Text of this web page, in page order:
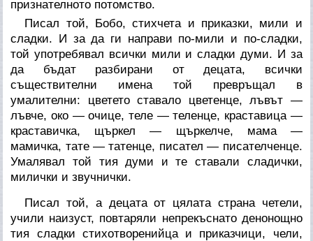
признателното потомство.
Писал той, Бобо, стихчета и приказки, мили и
сладки. И за да ги направи по-мили и по-сладки,
той употребявал всички мили и сладки думи. И за
да бъдат разбирани от децата, всички
съществителни имена той превръщал в
умалителни: цветето ставало цветенце, лъвът —
лъвче, око — очице, теле — теленце, краставица —
краставичка, щъркел — щъркелче, мама —
мамичка, тате — татенце, писател — писателченце.
Умалявал той тия думи и те ставали сладички,
милички и звучнички.
Писал той, а децата от цялата страна четели,
учили наизуст, повтаряли непрекъснато денонощно
тия сладки стихотворенийца и приказчици, чели,